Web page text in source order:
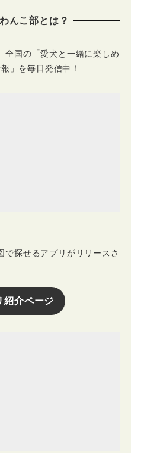
んこ部とは？
全国の「愛犬と一緒に楽しめ
」を毎日発信中！
で探せるアプリがリリースさ
紹介ページ